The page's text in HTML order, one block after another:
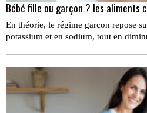
Bébé fille ou garçon ? les aliments
En théorie, le régime garçon repose
potassium et en sodium, tout en